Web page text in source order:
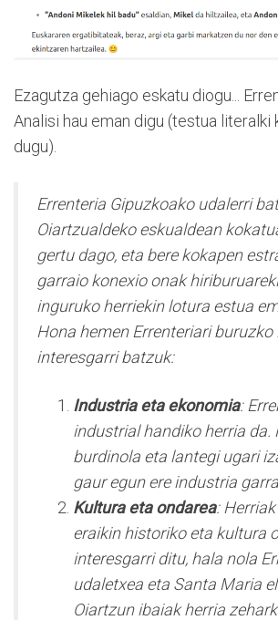
Ezagutza gehiago eskatu diogu...
Analisi hau eman digu (testua literalki
dugu).
Errenteria Gipuzkoako udalerri
Oiartzualdeko eskualdean
gertu dago, eta bere kokapen
garraio konexio onak
inguruko herriekin lotura estua
Hona hemen Errenteriari
interesgarri batzuk:
Industria eta ekonomia:
industrial handiko herria da.
burdinola eta lantegi ugari
gaur egun ere industria
Kultura eta ondarea:
eraikin historiko eta kultura
interesgarri ditu, hala nola
udaletxea eta Santa Maria
Oiartzun ibaiak herria